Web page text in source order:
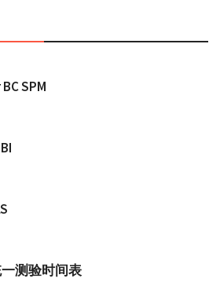
SPM
测验时间表